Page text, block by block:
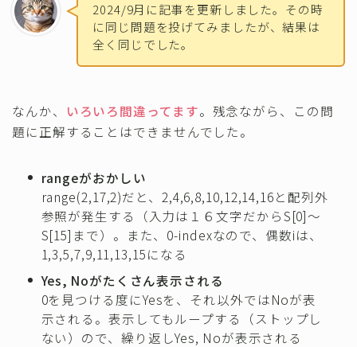
2024/9月に記事を更新しました。その時
に同じ問題を投げてみましたが、結果は
全く同じでした。
なんか、 いろいろ間違ってます。残念ながら、この問
題に正解することはできませんでした。
rangeがおかしい
range(2,17,2)だと、2,4,6,8,10,12,14,16と配列外
参照が発生する（入力は１６文字だからS[0]〜
S[15]まで）。また、0-indexなので、偶数iは、
1,3,5,7,9,11,13,15になる
Yes, Noがたくさん表示される
0を見つける度にYesを、それ以外ではNoが表
示される。表示してもループする（ストップし
ない）ので、繰り返しYes, Noが表示される